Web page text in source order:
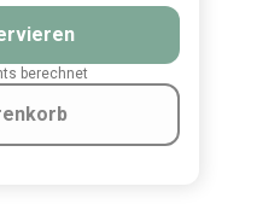
berechnet